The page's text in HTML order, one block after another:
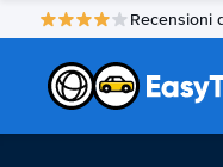
Recensioni